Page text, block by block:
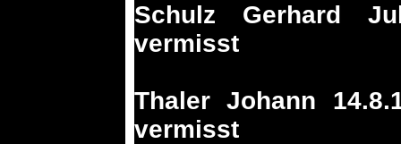
Schulz Gerhard
vermisst
Thaler Johann
vermisst